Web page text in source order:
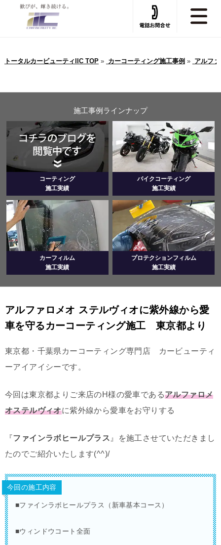
トータルカービューティIIC TOP» カーコーティング施工事例 » アルフ
施工事例ラインナップ
コーティング
施工実績
バイクコーティング
施工実績
カーフィルム
施工実績
プロテクションフィルム
施工実績
アルファロメオ ステルヴィオに紫外線から愛
車を守るカーコーティング施工 東京都より
東京都・千葉県カーコーティング専門店 カービューティ
ーアイアイシーです。
今回は東京都よりご来店のH様の愛車であるアルファロメ
オステルヴィオに紫外線から愛車をお守りする
『ファインラボヒールプラス 』を施工させていただきまし
たのでご紹介いたします(^^)/
今回の施工内容
■ファインラボヒールプラス（新車基本コース）
■ウィンドウコート全面